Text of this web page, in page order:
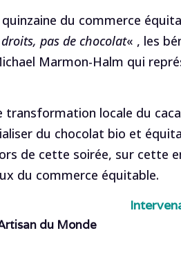
quinzaine du commerce
pas de chocolat« , les
Marmon-Halm qui
locale du
du chocolat bio et
de cette soirée, sur cette
du commerce équitable.
du Monde